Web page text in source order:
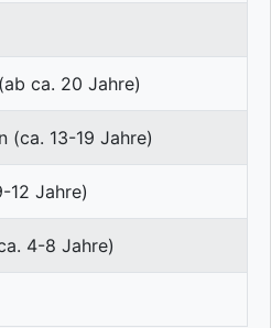
ca. 20 Jahre)
(ca. 13-19 Jahre)
12 Jahre)
4-8 Jahre)